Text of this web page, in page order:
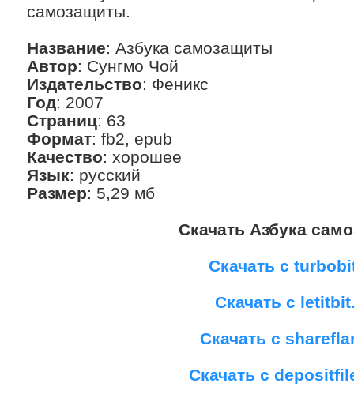
самозащиты.
Название: Азбука самозащиты
Автор: Сунгмо Чой
Издательство: Феникс
Год: 2007
Страниц: 63
Формат: fb2, epub
Качество: хорошее
Язык: русский
Размер: 5,29 мб
Скачать Азбука
Скачать с
Скачать с
Скачать с
Скачать с